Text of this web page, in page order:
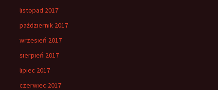
listopad 2017
październik 2017
wrzesień 2017
sierpień 2017
lipiec 2017
czerwiec 2017